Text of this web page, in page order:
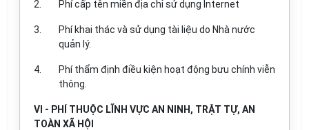
2. Phí cấp tên miền địa chỉ sử dụng Internet
3.
Phí khai thác và sử dụng tài liệu do Nhà nước
quản lý.
4.
Phí thẩm định điều kiện hoạt động bưu chính viễn
thông.
VI - PHÍ THUỘC LĨNH VỰC AN NINH, TRẬT TỰ, AN
TOÀN XÃ HỘI